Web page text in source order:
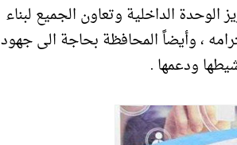
الداخلية وتعاون الجميع لبناء
، وأيضاً المحافظة بحاجة الى جهود
ودعمها .